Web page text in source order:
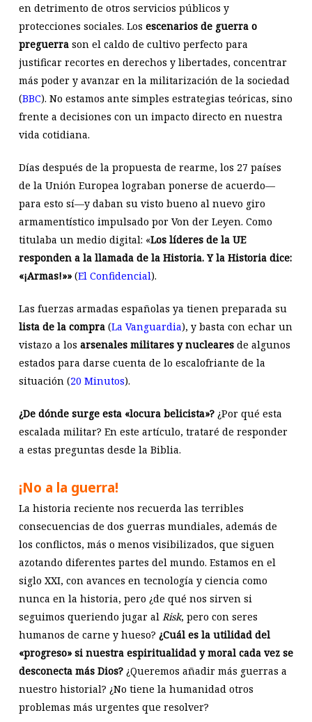
en detrimento de otros servicios públicos y
protecciones sociales. Los escenarios de guerra o
preguerrason el caldo de cultivo perfecto para
justificar recortes en derechos y libertades, concentrar
más poder y avanzar en la militarización de la sociedad
(BBC). No estamos ante simples estrategias teóricas, sino
frente a decisiones con un impacto directo en nuestra
vida cotidiana.
Días después de la propuesta de rearme, los 27 países
de la Unión Europea lograban ponerse de acuerdo—
para esto sí—y daban su visto bueno al nuevo giro
armamentístico impulsado por Von der Leyen. Como
titulaba un medio digital: «Los líderes de la UE
responden a la llamada de la Historia. Y la Historia dice:
«¡Armas!»»(El Confidencial).
Las fuerzas armadas españolas ya tienen preparada su
lista de la compra(La Vanguardia), y basta con echar un
vistazo a los arsenales militares y nuclearesde algunos
estados para darse cuenta de lo escalofriante de la
situación (20 Minutos).
¿De dónde surge esta «locura belicista»?¿Por qué esta
escalada militar? En este artículo, trataré de responder
a estas preguntas desde la Biblia.
¡No a la guerra!
La historia reciente nos recuerda las terribles
consecuencias de dos guerras mundiales, además de
los conflictos, más o menos visibilizados, que siguen
azotando diferentes partes del mundo. Estamos en el
siglo XXI, con avances en tecnología y ciencia como
nunca en la historia, pero ¿de qué nos sirven si
seguimos queriendo jugar al Risk, pero con seres
humanos de carne y hueso? ¿Cuál es la utilidad del
«progreso» si nuestra espiritualidad y moral cada vez se
desconecta más Dios?¿Queremos añadir más guerras a
nuestro historial? ¿No tiene la humanidad otros
problemas más urgentes que resolver?